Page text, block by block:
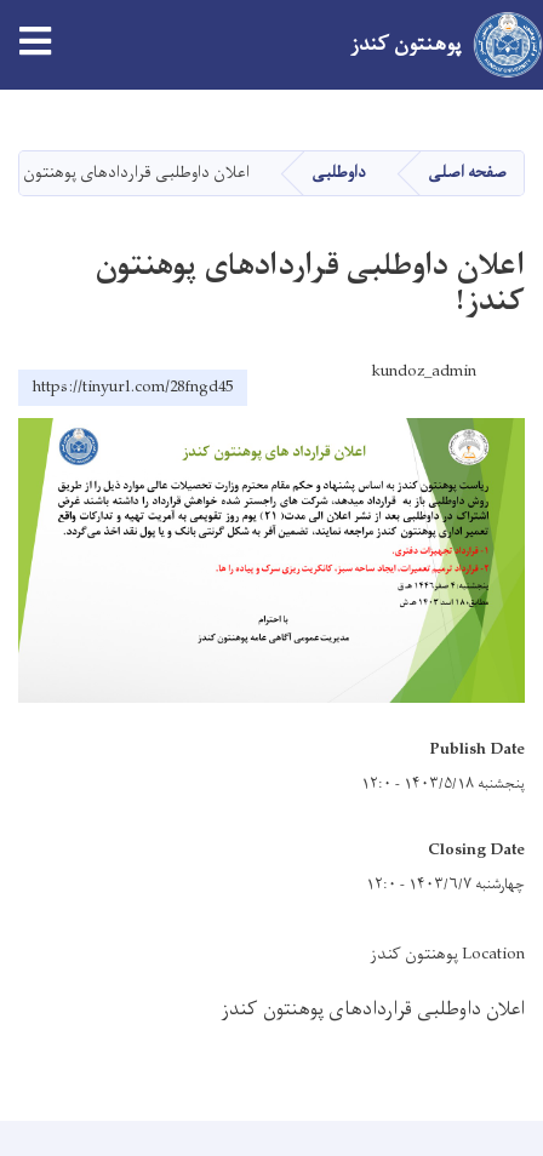
main
content
پوهنتون کندز
صفحه اصلی داوطلبی اعلان داوطلبی قراردادهای پوهنتون
اعلان داوطلبی قراردادهای پوهنتون
کندز!
kundoz_admin
https://tinyurl.com/28fngd45
Publish Date
پنجشنبه ۱۴۰۳/۵/۱۸ - ۱۲:۰
Closing Date
چهارشنبه ۱۴۰۳/۶/۷ - ۱۲:۰
Location پوهنتون کندز
اعلان داوطلبی قراردادهای پوهنتون کندز